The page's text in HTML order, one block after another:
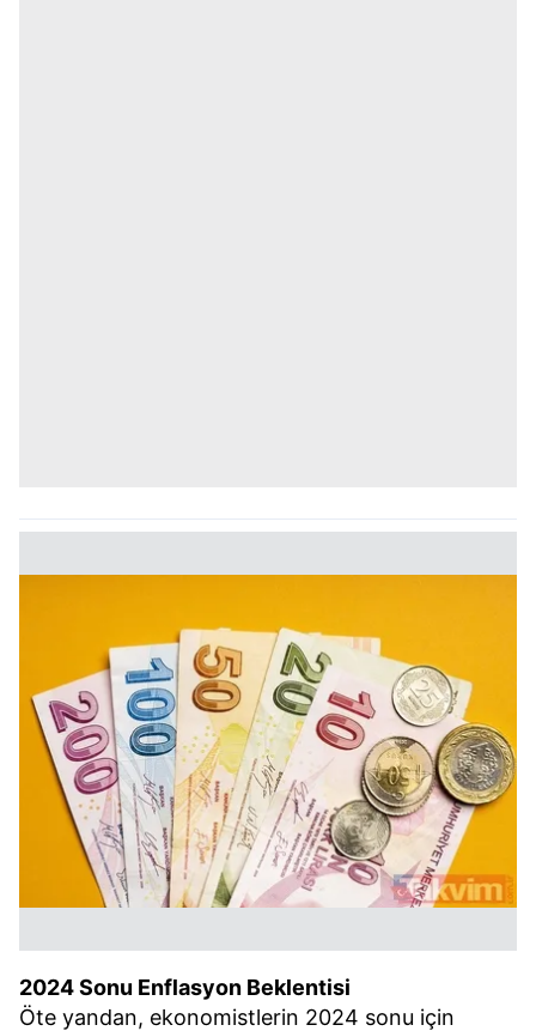
2024 Sonu Enflasyon Beklentisi
Öte yandan, ekonomistlerin 2024 sonu için